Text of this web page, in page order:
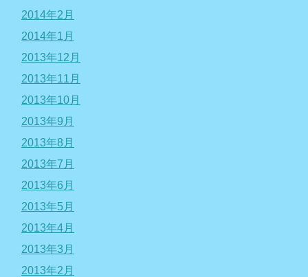
2014年2月
2014年1月
2013年12月
2013年11月
2013年10月
2013年9月
2013年8月
2013年7月
2013年6月
2013年5月
2013年4月
2013年3月
2013年2月